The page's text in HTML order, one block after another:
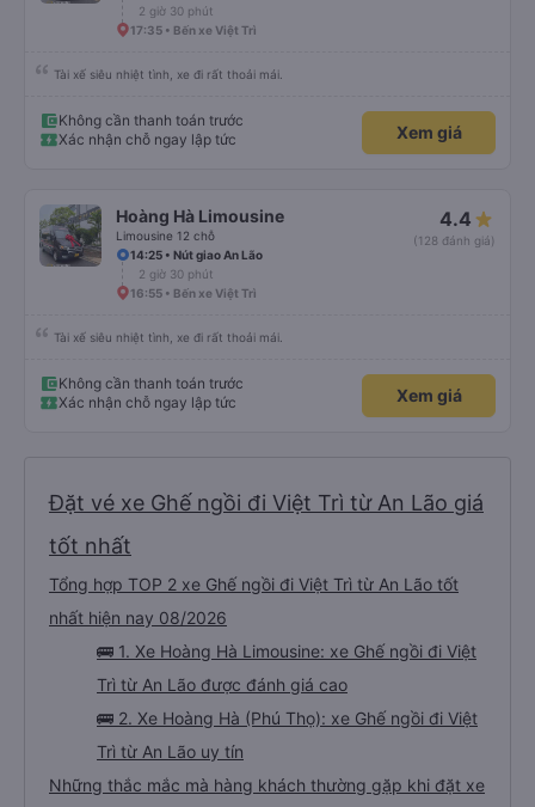
2 giờ 30 phút
17:35 • Bến xe Việt Trì
Tài xế siêu nhiệt tình, xe đi rất thoải mái.
Không cần thanh toán trước
Xác nhận chỗ ngay lập tức
Xem giá
Hoàng Hà Limousine
Limousine 12 chỗ
4.4
(128 đánh giá)
14:25 • Nút giao An Lão
2 giờ 30 phút
16:55 • Bến xe Việt Trì
Tài xế siêu nhiệt tình, xe đi rất thoải mái.
Không cần thanh toán trước
Xác nhận chỗ ngay lập tức
Xem giá
Đặt vé xe Ghế ngồi đi Việt Trì từ An Lão giá
tốt nhất
Tổng hợp TOP 2 xe Ghế ngồi đi Việt Trì từ An Lão tốt
nhất hiện nay 08/2026
🚌 1. Xe Hoàng Hà Limousine: xe Ghế ngồi đi Việt
Trì từ An Lão được đánh giá cao
🚌 2. Xe Hoàng Hà (Phú Thọ): xe Ghế ngồi đi Việt
Trì từ An Lão uy tín
Những thắc mắc mà hàng khách thường gặp khi đặt xe